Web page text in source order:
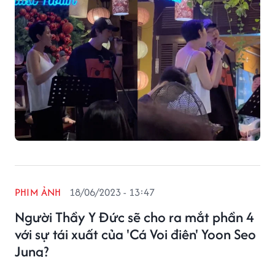
Người Thầy Y Đức sẽ cho ra mắt phần 4
với sự tái xuất của 'Cá Voi điên' Yoon Seo
Jung?
PHIM ẢNH 18/06/2023 - 13:47